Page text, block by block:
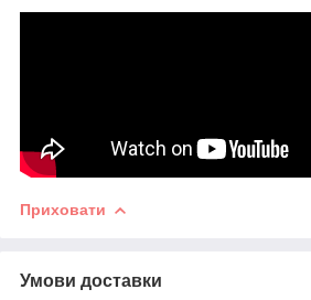
Приховати
Умови доставки